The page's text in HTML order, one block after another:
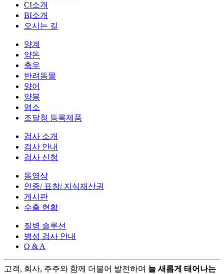
CI소개
BI소개
오시는 길
양계
양돈
축우
반려동물
양어
양봉
염소
조달청 등록제품
검사 소개
검사 안내
검사 신청
동영상
인증/ 표창/ 지식재산권
게시판
수출 현황
질병 솔루션
병성 검사 안내
Q & A
고객, 회사, 주주와 함께 더불어 발전하며 늘 새롭게 태어나는